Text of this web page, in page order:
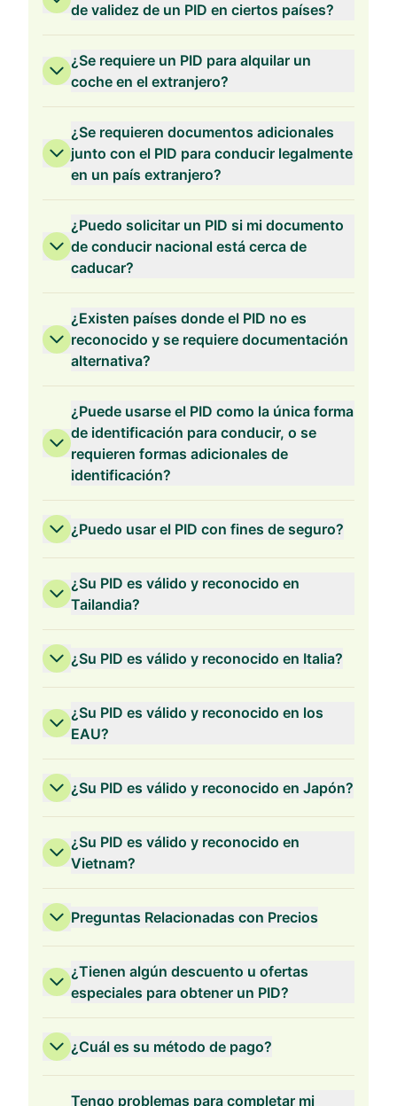
de validez de un PID en ciertos países?
¿Se requiere un PID para alquilar un
coche en el extranjero?
¿Se requieren documentos adicionales
junto con el PID para conducir legalmente
en un país extranjero?
¿Puedo solicitar un PID si mi documento
de conducir nacional está cerca de
caducar?
¿Existen países donde el PID no es
reconocido y se requiere documentación
alternativa?
¿Puede usarse el PID como la única forma
de identificación para conducir, o se
requieren formas adicionales de
identificación?
¿Puedo usar el PID con fines de seguro?
¿Su PID es válido y reconocido en
Tailandia?
¿Su PID es válido y reconocido en Italia?
¿Su PID es válido y reconocido en los
EAU?
¿Su PID es válido y reconocido en Japón?
¿Su PID es válido y reconocido en
Vietnam?
Preguntas Relacionadas con Precios
Validez de 3 Años
¿Tienen algún descuento u ofertas
especiales para obtener un PID?
¿Cuál es su método de pago?
Tengo problemas para completar mi